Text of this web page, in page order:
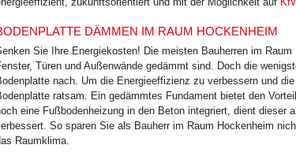
DÄMMEN IM RAUM HOCKENHEIM
Sie Ihre Energiekosten! Die meisten Bauherren im
Türen und Außenwände gedämmt sind. Doch die
nach. Um die Energieeffizienz zu verbessern und
ratsam. Ein gedämmtes Fundament bietet den
eine Fußbodenheizung in den Beton integriert, dient dieser
So sparen Sie als Bauherr im Raum Hockenheim
Raumklima.